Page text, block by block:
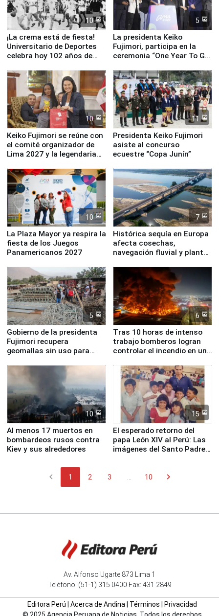
10
¡La crema está de fiesta!
Universitario de Deportes
celebra hoy 102 años de
5
La presidenta Keiko
Fujimori, participa en la
ceremonia “One Year To Go
10
Keiko Fujimori se reúne con
el comité organizador de
Lima 2027 y la legendaria
11
Presidenta Keiko Fujimori
asiste al concurso
ecuestre “Copa Junín”
10
La Plaza Mayor ya respira la
fiesta de los Juegos
Panamericanos 2027
7
Histórica sequía en Europa
afecta cosechas,
navegación fluvial y plantas
5
Gobierno de la presidenta
Fujimori recupera
geomallas sin uso para
Fenómeno El Niño
6
Tras 10 horas de intenso
trabajo bomberos logran
controlar el incendio en una
de Chile
10
Al menos 17 muertos en
bombardeos rusos contra
Kiev y sus alrededores
15
El esperado retorno del
papa León XIV al Perú: Las
imágenes del Santo Padre
chevron_left 1 2 3 10 chevron_right
Av. Alfonso Ugarte 873 Lima 1
Teléfono: (51-1) 315 0400 Fax: 431 2849
Editora Perú Acerca de Andina| Términos
Privacidad